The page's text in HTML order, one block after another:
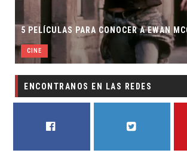
5 PELÍCULAS PARA CONOCER A EWAN
CINE
ENCONTRANOS EN LAS REDES